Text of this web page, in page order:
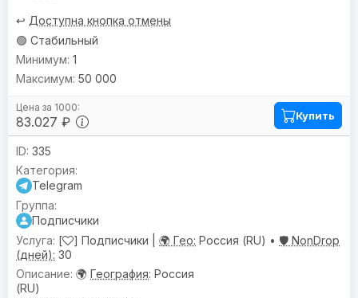
↩️ Доступна кнопка отмены
🟢 Стабильный
83.027 ₽
1
50 000
Купить
335
Telegram
Подписчики
[
] Подписчики | 🌍 Гео: Россия (RU) • 🛡️ NonDrop
(дней): 30
🌍 География: Россия
(RU)